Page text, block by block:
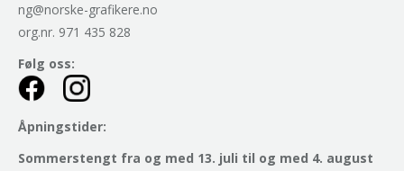
ng@norske-grafikere.no
org.nr. 971 435 828
Følg oss:
Åpningstider:
Sommerstengt fra og med 13. juli til og med 4. august